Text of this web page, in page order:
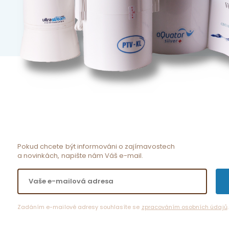
Pokud chcete být informováni o zajímavostech
a novinkách, napište nám Váš e-mail.
Zadáním e-mailové adresy souhlasíte se zpracováním osobních údajů.